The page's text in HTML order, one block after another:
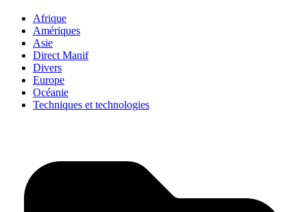
Afrique
Amériques
Asie
Direct Manif
Divers
Europe
Océanie
Techniques et technologies